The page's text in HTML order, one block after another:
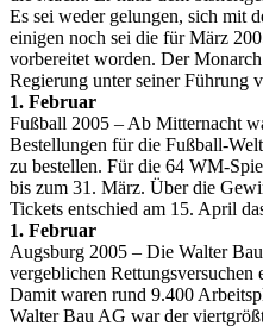
Es sei weder gelungen, sich mit
einigen noch sei die für März
vorbereitet worden. Der
Regierung unter seiner Führung
1. Februar
Fußball 2005 – Ab Mitternacht
Bestellungen für die Fußball-
zu bestellen. Für die 64 WM-
bis zum 31. März. Über die
Tickets entschied am 15. April
1. Februar
Augsburg 2005 – Die Walter
vergeblichen
Damit waren rund 9.400
Walter Bau AG war der